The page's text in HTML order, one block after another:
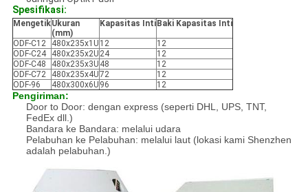
Spesifikasi:
MengetikUkuran
(mm)
Kapasitas Inti Baki Kapasitas Inti
ODF-C12 480x235x1U 12
12
ODF-C24
480x235x2U 24
12
ODF-C48
480x235x3U 48
12
ODF-C72
480x235x4U72
12
ODF-96
480x300x6U 96 12
Pengiriman:
Door to Door: dengan express (seperti DHL, UPS, TNT,
FedEx dll.)
Bandara ke Bandara: melalui udara
Pelabuhan ke Pelabuhan: melalui laut (lokasi kami Shenzhen
adalah pelabuhan.)